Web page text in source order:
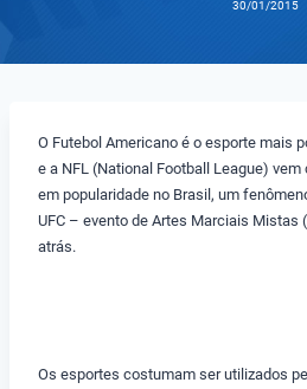
30/01/2015
O Futebol Americano é o esporte mais
e a NFL (National Football League)
em popularidade no Brasil, um
UFC – evento de Artes Marciais Mistas
atrás.
Os esportes costumam ser utilizados